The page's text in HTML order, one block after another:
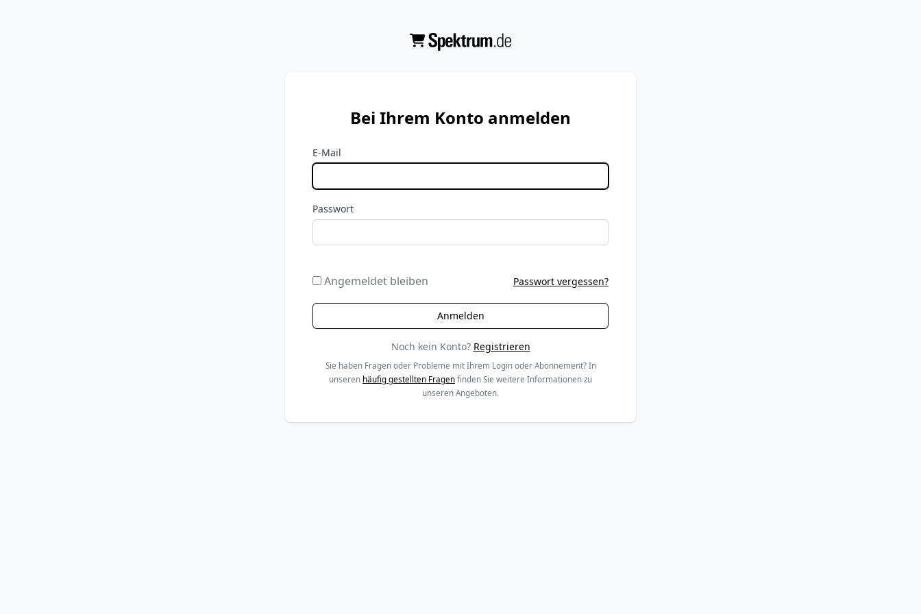
Bei Ihrem Konto anmelden
E-Mail
Passwort
Angemeldet bleiben Passwort vergessen?
Noch kein Konto? Registrieren
Sie haben Fragen oder Probleme mit Ihrem Login oder Abonnement? In
unseren häufig gestellten Fragen finden Sie weitere Informationen zu
unseren Angeboten.